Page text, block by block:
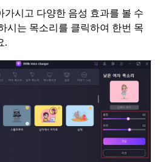
가시고 다양한 음성 효과를 볼 수
시는 목소리를 클릭하여 한번 목
.